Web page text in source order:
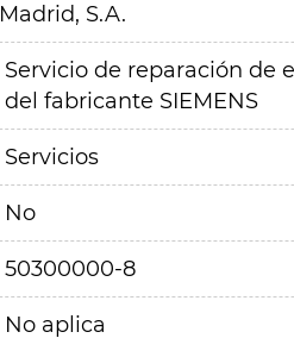
Madrid, S.A.
Servicio de reparación de
del fabricante SIEMENS
Servicios
No
50300000-8
No aplica